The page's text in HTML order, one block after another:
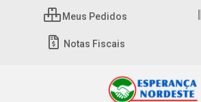
Meus Pedidos
Notas Fiscais